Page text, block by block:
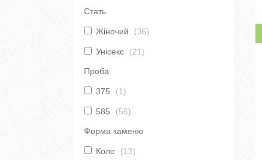
Стать
Жіночий 36
Унісекс 21
Проба
375 1
585 56
Форма каменю
Коло 13